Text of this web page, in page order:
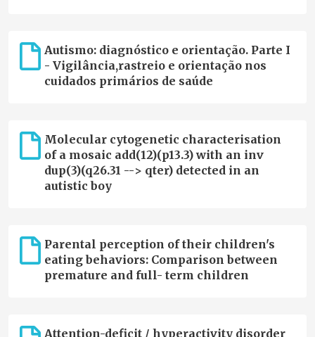
Autismo: diagnóstico e orientação. Parte I
- Vigilância,rastreio e orientação nos
cuidados primários de saúde
Molecular cytogenetic characterisation
of a mosaic add(12)(p13.3) with an inv
dup(3)(q26.31 --> qter) detected in an
autistic boy
Parental perception of their children's
eating behaviors: Comparison between
premature and full- term children
Attention-deficit / hyperactivity disorder